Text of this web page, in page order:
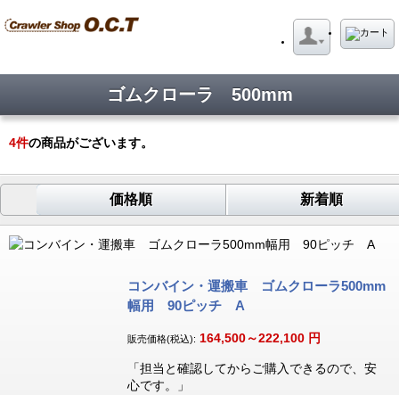
ゴムクローラ 500mm
4件の商品がございます。
価格順 新着順
コンバイン・運搬車 ゴムクローラ500mm
幅用 90ピッチ A
販売価格(税込): 164,500～222,100 円
「担当と確認してからご購入できるので、安
心です。」